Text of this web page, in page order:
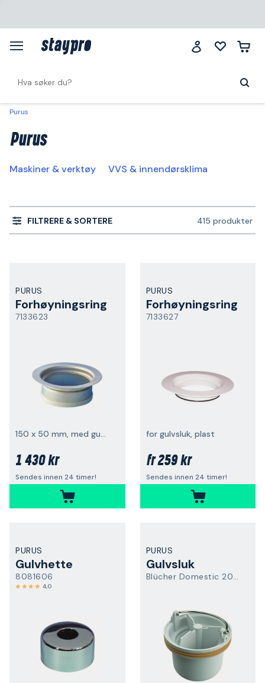
Purus
Purus
Maskiner & verktøy VVS & innendørsklima
FILTRERE & SORTERE 415 produkter
PURUS
Forhøyningsring
7133623
150 x 50 mm, med gummimansjett
1 430 kr
Sendes innen 24 timer!
PURUS
Forhøyningsring
7133627
for gulvsluk, plast
fr259 kr
Sendes innen 24 timer!
PURUS
Gulvhette
8081606
4,0
PURUS
Gulvsluk
Blücher Domestic 206-32SL